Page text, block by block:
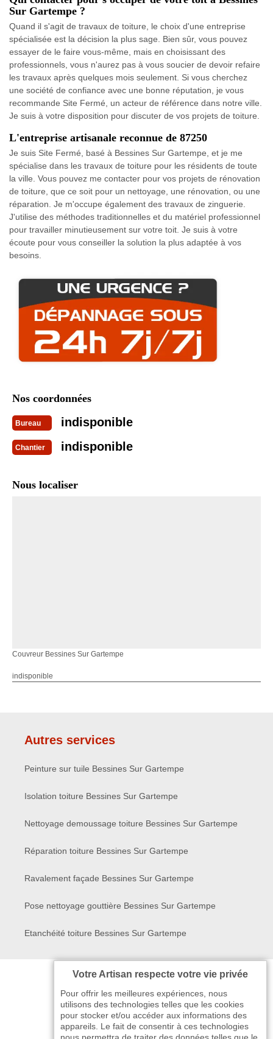
Sur Gartempe ?
Quand il s'agit de travaux de toiture, le choix d'une entreprise
spécialisée est la décision la plus sage. Bien sûr, vous pouvez
essayer de le faire vous-même, mais en choisissant des
professionnels, vous n'aurez pas à vous soucier de devoir refaire
les travaux après quelques mois seulement. Si vous cherchez
une société de confiance avec une bonne réputation, je vous
recommande Site Fermé, un acteur de référence dans notre ville.
Je suis à votre disposition pour discuter de vos projets de toiture.
L'entreprise artisanale reconnue de 87250
Je suis Site Fermé, basé à Bessines Sur Gartempe, et je me
spécialise dans les travaux de toiture pour les résidents de toute
la ville. Vous pouvez me contacter pour vos projets de rénovation
de toiture, que ce soit pour un nettoyage, une rénovation, ou une
réparation. Je m'occupe également des travaux de zinguerie.
J'utilise des méthodes traditionnelles et du matériel professionnel
pour travailler minutieusement sur votre toit. Je suis à votre
écoute pour vous conseiller la solution la plus adaptée à vos
besoins.
Nos coordonnées
Bureau indisponible
Chantier indisponible
Nous localiser
Couvreur Bessines Sur Gartempe
indisponible
Autres services
Peinture sur tuile Bessines Sur Gartempe
Isolation toiture Bessines Sur Gartempe
Nettoyage demoussage toiture Bessines Sur Gartempe
Réparation toiture Bessines Sur Gartempe
Ravalement façade Bessines Sur Gartempe
Pose nettoyage gouttière Bessines Sur Gartempe
Etanchéité toiture Bessines Sur Gartempe
Votre Artisan respecte votre vie privée
Pour offrir les meilleures expériences, nous
utilisons des technologies telles que les cookies
pour stocker et/ou accéder aux informations des
appareils. Le fait de consentir à ces technologies